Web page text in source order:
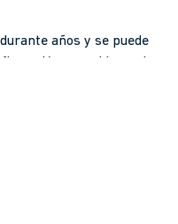
años y se puede